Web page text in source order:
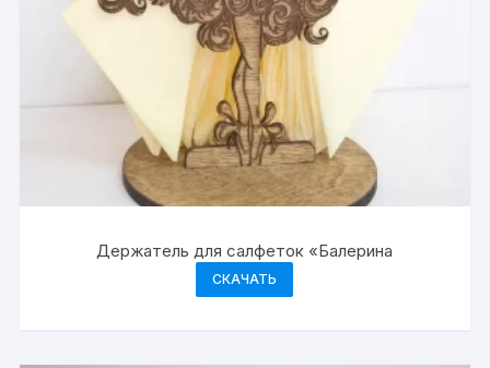
Держатель для салфеток «Балерина
СКАЧАТЬ